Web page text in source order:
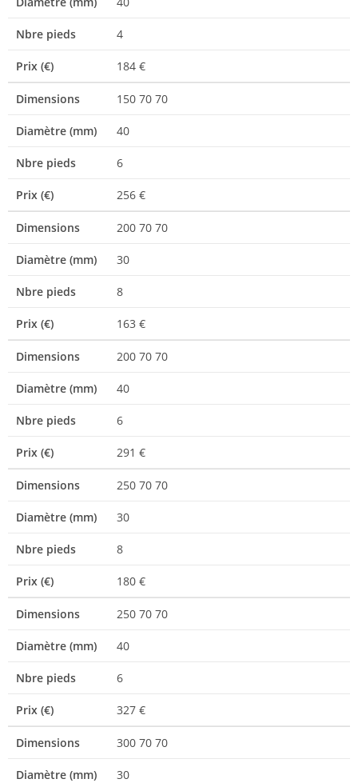
Nbre pieds 4
Prix (€) 184 €
Dimensions 150 70 70
Diamètre (mm) 40
Nbre pieds 6
Prix (€) 256 €
Dimensions 200 70 70
Diamètre (mm) 30
Nbre pieds 8
Prix (€) 163 €
Dimensions 200 70 70
Diamètre (mm) 40
Nbre pieds 6
Prix (€) 291 €
Dimensions 250 70 70
Diamètre (mm) 30
Nbre pieds 8
Prix (€) 180 €
Dimensions 250 70 70
Diamètre (mm) 40
Nbre pieds 6
Prix (€) 327 €
Dimensions 300 70 70
Diamètre (mm) 30